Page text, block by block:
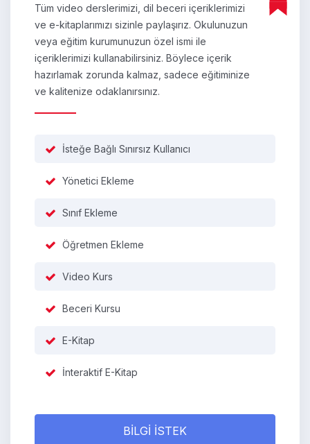
Tüm video derslerimizi, dil beceri içeriklerimizi
ve e-kitaplarımızı sizinle paylaşırız. Okulunuzun
veya eğitim kurumunuzun özel ismi ile
içeriklerimizi kullanabilirsiniz. Böylece içerik
hazırlamak zorunda kalmaz, sadece eğitiminize
ve kalitenize odaklanırsınız.
İsteğe Bağlı Sınırsız Kullanıcı
Yönetici Ekleme
Sınıf Ekleme
Öğretmen Ekleme
Video Kurs
Beceri Kursu
E-Kitap
İnteraktif E-Kitap
BİLGİ İSTEK